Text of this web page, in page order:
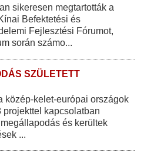
sikeresen megtartották a
Befektetési és
Fejlesztési Fórumot,
során számo...
SZÜLETETT
közép-kelet-európai országok
projekttel kapcsolatban
és kerültek
...